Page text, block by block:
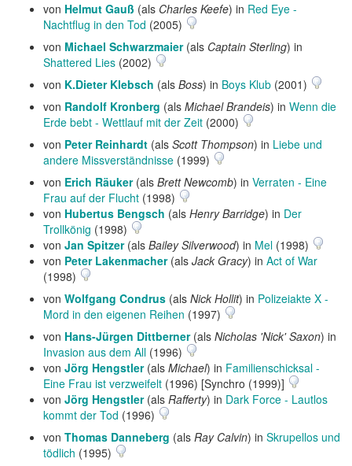
von Helmut Gauß (als Charles Keefe) in Red Eye -
Nachtflug in den Tod (2005)
von Michael Schwarzmaier(als Captain Sterling) in
Shattered Lies (2002)
von K.Dieter Klebsch (als Boss) in Boys Klub (2001)
von Randolf Kronberg (als Michael Brandeis) in Wenn die
Erde bebt - Wettlauf mit der Zeit (2000)
von Peter Reinhardt (als Scott Thompson) in Liebe und
andere Missverständnisse (1999)
von Erich Räuker(als Brett Newcomb) in Verraten - Eine
Frau auf der Flucht (1998)
von Hubertus Bengsch (als Henry Barridge) in Der
Trollkönig (1998)
von Jan Spitzer(als Bailey Silverwood) in Mel (1998)
von Peter Lakenmacher(als Jack Gracy) in Act of War
(1998)
von Wolfgang Condrus (als Nick Hollit) in Polizeiakte X -
Mord in den eigenen Reihen (1997)
von Hans-Jürgen Dittberner(als Nicholas 'Nick' Saxon) in
Invasion aus dem All (1996)
von Jörg Hengstler(als Michael) in Familienschicksal -
Eine Frau ist verzweifelt (1996) [Synchro (1999)]
von Jörg Hengstler(als Rafferty) in Dark Force - Lautlos
kommt der Tod (1996)
von Thomas Danneberg (als Ray Calvin) in Skrupellos und
tödlich (1995)